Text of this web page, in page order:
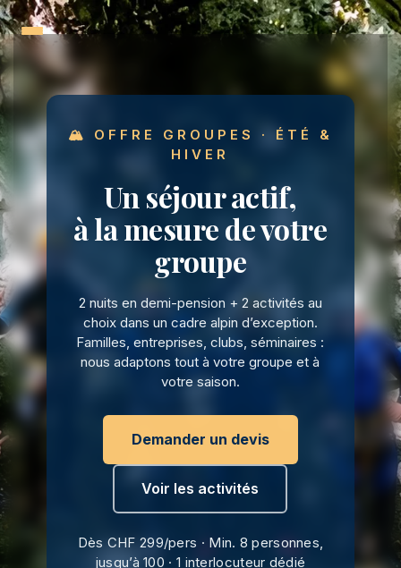
Aller
au
contenu
🏔️ OFFRE GROUPES · ÉTÉ &
HIVER
Un séjour actif,
à la mesure de votre
groupe
2 nuits en demi-pension + 2 activités au
choix dans un cadre alpin d’exception.
Familles, entreprises, clubs, séminaires :
nous adaptons tout à votre groupe et à
votre saison.
Demander un devis
Voir les activités
Dès CHF 299/pers · Min. 8 personnes,
jusqu’à 100 · 1 interlocuteur dédié